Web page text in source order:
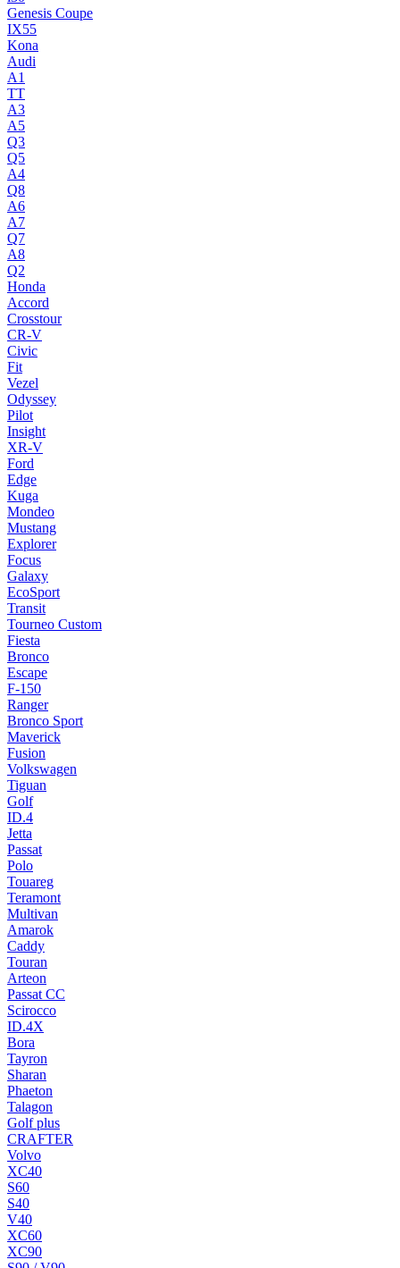
Genesis Coupe
IX55
Kona
Audi
A1
TT
A3
A5
Q3
Q5
A4
Q8
A6
A7
Q7
A8
Q2
Honda
Accord
Crosstour
CR-V
Civic
Fit
Vezel
Odyssey
Pilot
Insight
XR-V
Ford
Edge
Kuga
Mondeo
Mustang
Explorer
Focus
Galaxy
EcoSport
Transit
Tourneo Custom
Fiesta
Bronco
Escape
F-150
Ranger
Bronco Sport
Maverick
Fusion
Volkswagen
Tiguan
Golf
ID.4
Jetta
Passat
Polo
Touareg
Teramont
Multivan
Amarok
Caddy
Touran
Arteon
Passat CC
Scirocco
ID.4X
Bora
Tayron
Sharan
Phaeton
Talagon
Golf plus
CRAFTER
Volvo
XC40
S60
S40
V40
XC60
XC90